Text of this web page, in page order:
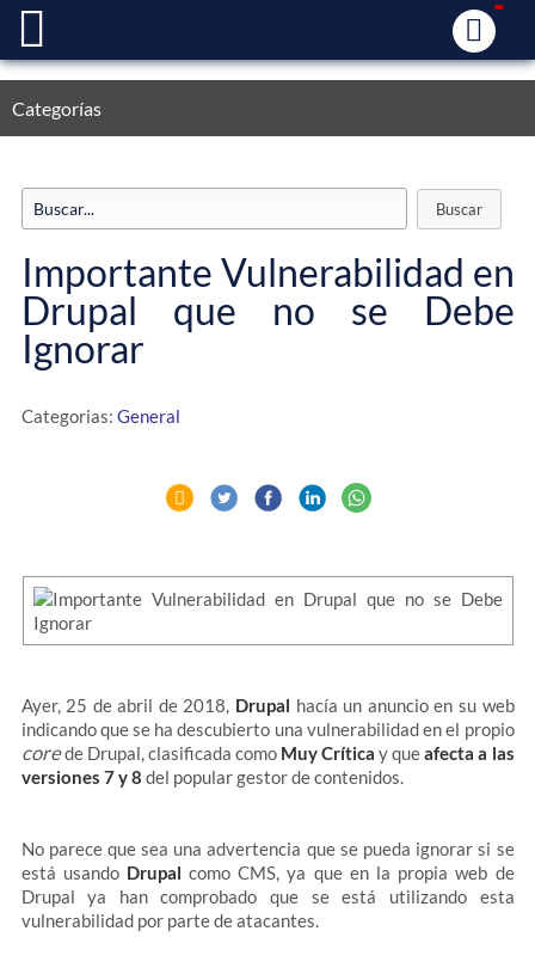
Categorías
Importante Vulnerabilidad en
Drupal que no se Debe
Ignorar
Categorias: General
Ayer, 25 de abril de 2018, Drupal hacía un anuncio en su web
indicando que se ha descubierto una vulnerabilidad en el propio
corede Drupal, clasificada como Muy Crítica y queafecta a las
versiones 7 y 8 del popular gestor de contenidos.
No parece que sea una advertencia que se pueda ignorar si se
está usando Drupal como CMS, ya que en la propia web de
Drupal ya han comprobado que se está utilizando esta
vulnerabilidad por parte de atacantes.